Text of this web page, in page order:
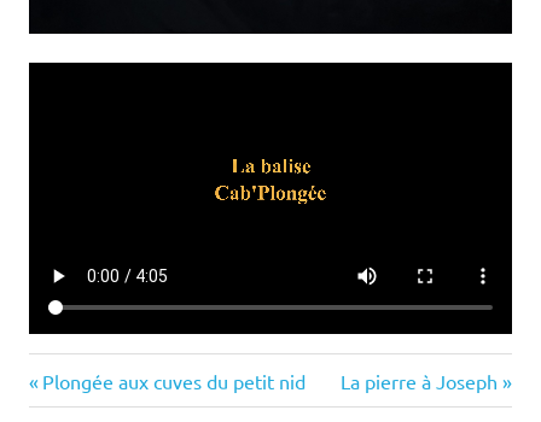
Navigation
Previous
Post:
Plongée aux cuves du petit nid
Next
Post:
La pierre à Joseph